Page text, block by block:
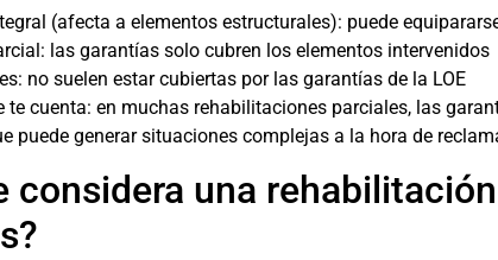
(afecta a elementos estructurales): puede
las garantías solo cubren los elementos intervenidos
no suelen estar cubiertas por las garantías de la LOE
te cuenta: en muchas rehabilitaciones parciales, las
puede generar situaciones complejas a la hora de
considera una